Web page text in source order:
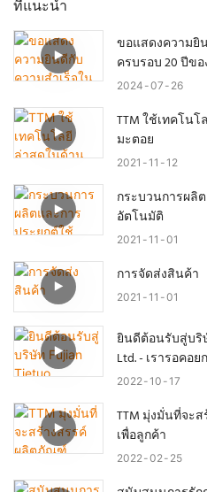
ที่แนะนำ
ขอแสดงความยิ
ครบรอบ 20 ปีขอ
2024 07 26
TTM ใช้เทคโน
มะตอย
2021 11 12
กระบวนการผลิ
อัตโนมัติ
2021 11 01
การจัดส่งสินค้า
2021 11 01
ยินดีต้อนรับสู่บริษั
Ltd. - เรารอคอ
2022 10 17
TTM มุ่งมั่นที่จ
เพื่อลูกค้า
2022 02 25